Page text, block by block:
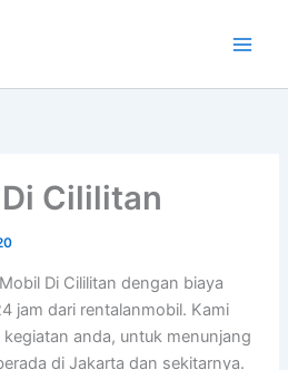
Cililitan
Di Cililitan dengan biaya
jam dari rentalanmobil. Kami
anda, untuk menunjang
di Jakarta dan sekitarnya.